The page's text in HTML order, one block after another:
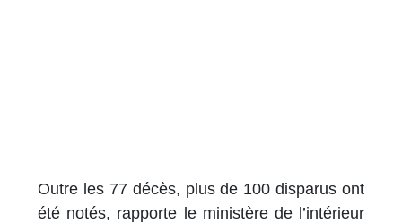
Outre les 77 décès, plus de 100 disparus ont
été notés, rapporte le ministère de l’intérieur